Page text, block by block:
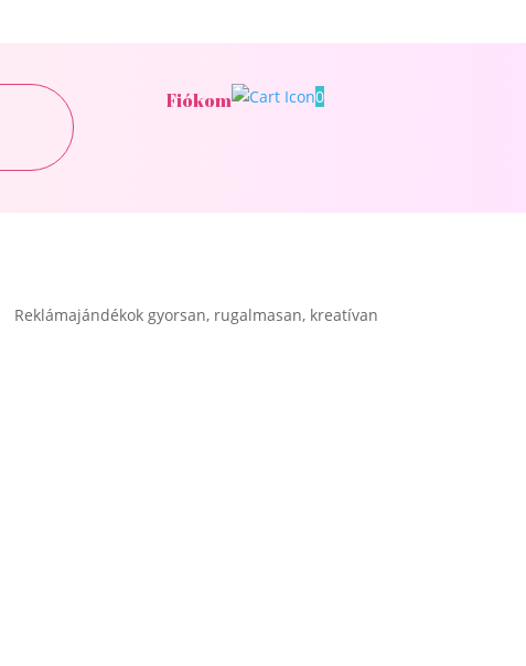
Fiókom 0
Reklámajándékok gyorsan, rugalmasan, kreatívan